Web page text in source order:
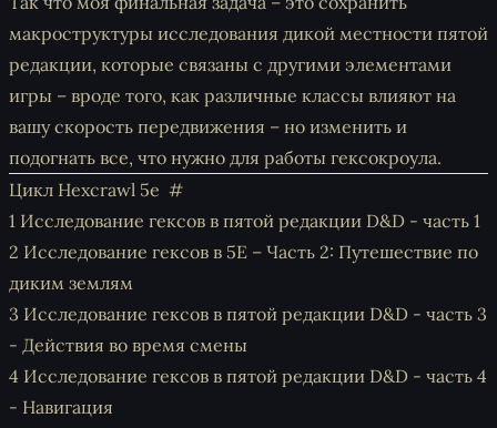
макроструктуры исследования дикой местности пятой
редакции, которые связаны с другими элементами
игры – вроде того, как различные классы влияют на
вашу скорость передвижения – но изменить и
подогнать все, что нужно для работы гексокроула.
Цикл Hexcrawl 5e
1 Исследование гексов в пятой редакции D&D - часть 1
2 Исследование гексов в 5E – Часть 2: Путешествие по
диким землям
3 Исследование гексов в пятой редакции D&D - часть 3
- Действия во время смены
4 Исследование гексов в пятой редакции D&D - часть 4
- Навигация